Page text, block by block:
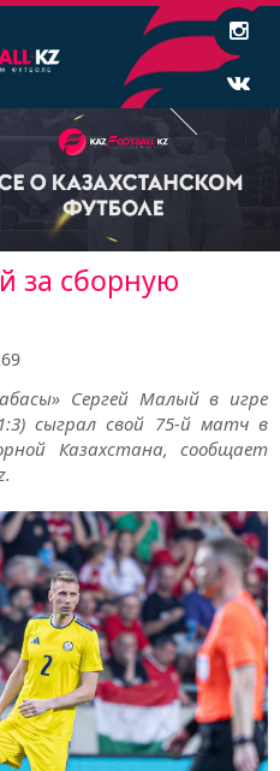
за сборную
Сергей Малый в игре
сыграл свой 75-й матч в
Казахстана, сообщает